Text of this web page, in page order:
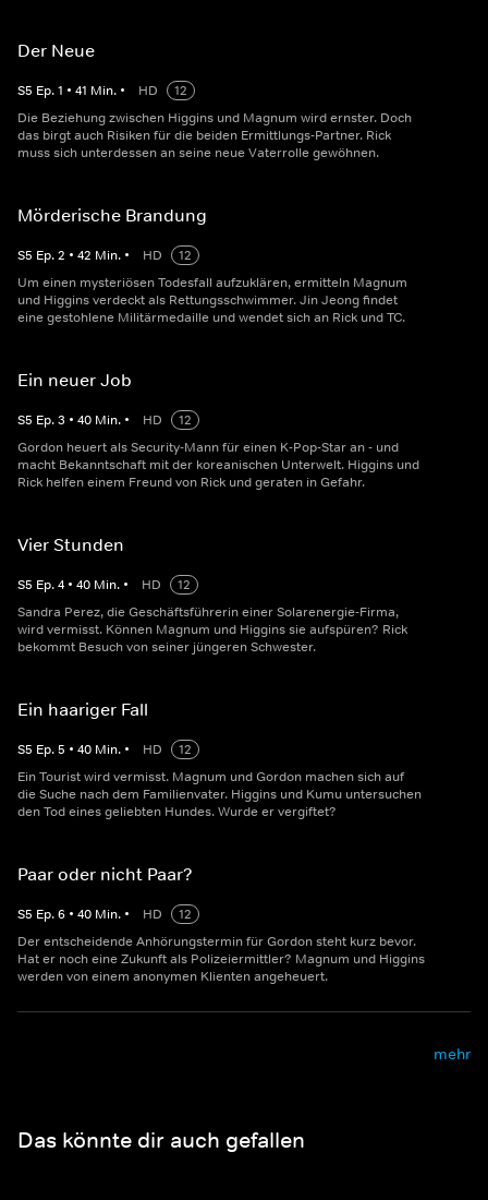
Der Neue
S5 Ep.1 • 41 Min. • HD
12
Die Beziehung zwischen Higgins und Magnum wird ernster. Doch
das birgt auch Risiken für die beiden Ermittlungs-Partner. Rick
muss sich unterdessen an seine neue Vaterrolle gewöhnen.
Mörderische Brandung
S5 Ep.2 • 42 Min. • HD
12
Um einen mysteriösen Todesfall aufzuklären, ermitteln Magnum
und Higgins verdeckt als Rettungsschwimmer. Jin Jeong findet
eine gestohlene Militärmedaille und wendet sich an Rick und TC.
Ein neuer Job
S5 Ep.3 • 40 Min. • HD
12
Gordon heuert als Security-Mann für einen K-Pop-Star an - und
macht Bekanntschaft mit der koreanischen Unterwelt. Higgins und
Rick helfen einem Freund von Rick und geraten in Gefahr.
Vier Stunden
S5 Ep.4 • 40 Min. • HD
12
Sandra Perez, die Geschäftsführerin einer Solarenergie-Firma,
wird vermisst. Können Magnum und Higgins sie aufspüren? Rick
bekommt Besuch von seiner jüngeren Schwester.
Ein haariger Fall
S5 Ep.5 • 40 Min. • HD
12
Ein Tourist wird vermisst. Magnum und Gordon machen sich auf
die Suche nach dem Familienvater. Higgins und Kumu untersuchen
den Tod eines geliebten Hundes. Wurde er vergiftet?
Paar oder nicht Paar?
S5 Ep.6 • 40 Min. • HD
12
Der entscheidende Anhörungstermin für Gordon steht kurz bevor.
Hat er noch eine Zukunft als Polizeiermittler? Magnum und Higgins
werden von einem anonymen Klienten angeheuert.
mehr
Das könnte dir auch gefallen